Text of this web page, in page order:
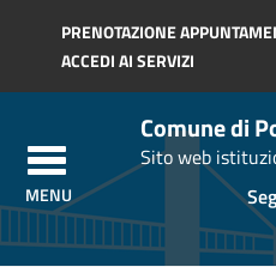
Regione Toscana
PRENOTAZIONE
ACCEDI AI SERVIZI
Comune di
Sito web